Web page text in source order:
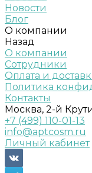
Новости
Блог
О компании
Назад
О компании
Сотрудники
Оплата и
Политика
Контакты
Москва, 2-й
+7 (499) 110-01-13
info@aptcosm.ru
Личный кабинет